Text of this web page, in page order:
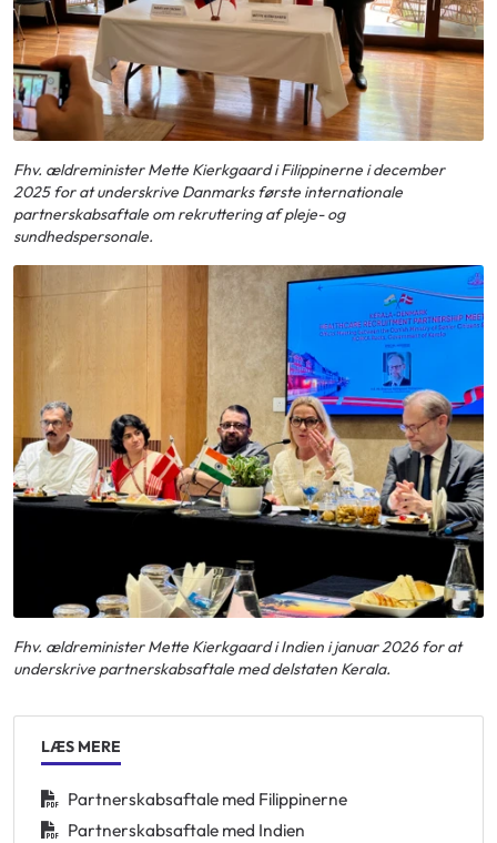
Fhv. ældreminister Mette Kierkgaard i Filippinerne i december
2025 for at underskrive Danmarks første internationale
partnerskabsaftale om rekruttering af pleje- og
sundhedspersonale.
Fhv. ældreminister Mette Kierkgaard i Indien i januar 2026 for at
underskrive partnerskabsaftale med delstaten Kerala.
LÆS MERE
Partnerskabsaftale med Filippinerne
Partnerskabsaftale med Indien